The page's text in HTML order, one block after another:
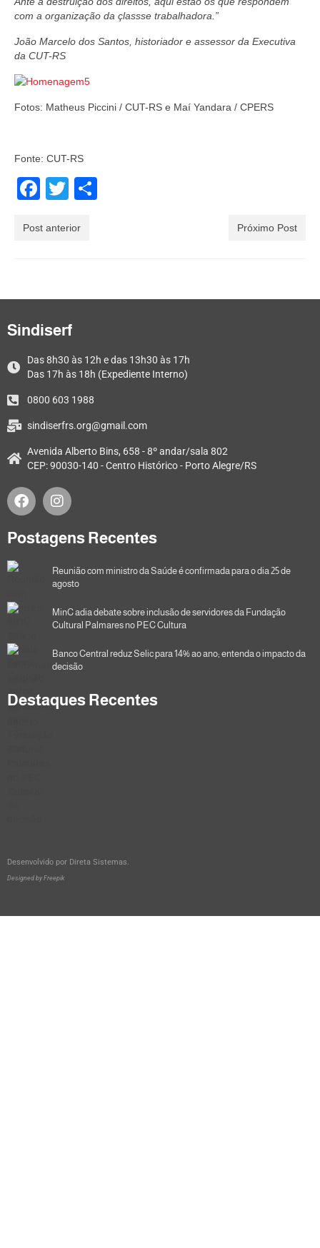
com a organização da çlassse trabalhadora.”
João Marcelo dos Santos, historiador e assessor da Executiva
da CUT-RS
Fotos: Matheus Piccini / CUT-RS e Maí Yandara / CPERS
Fonte: CUT-RS
Facebook
Twitter
Post anterior Próximo Post
Sindiserf
Das 8h30 às 12h e das 13h30 às 17h
Das 17h às 18h (Expediente Interno)
0800 603 1988
sindiserfrs.org@gmail.com
Avenida Alberto Bins, 658 - 8º andar/sala 802
CEP: 90030-140 - Centro Histórico - Porto Alegre/RS
Postagens Recentes
Reunião com ministro da Saúde é confirmada para o dia 25 de
agosto
MinC adia debate sobre inclusão de servidores da Fundação
Cultural Palmares no PEC Cultura
Banco Central reduz Selic para 14% ao ano; entenda o impacto da
decisão
Destaques Recentes
Desenvolvido por Direta Sistemas
Designed by Freepik